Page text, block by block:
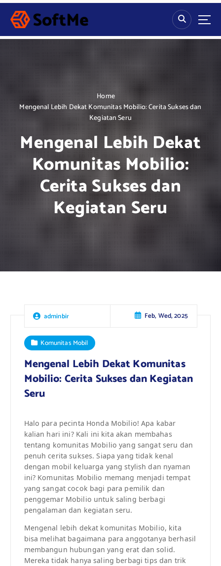
S
p
Home
Mengenal Lebih Dekat Komunitas Mobilio: Cerita Sukses dan
Kegiatan Seru
Mengenal Lebih Dekat
Komunitas Mobilio:
Cerita Sukses dan
Kegiatan Seru
adminbir Feb, Wed, 2025
Komunitas Mobil
Mengenal Lebih Dekat Komunitas
Mobilio: Cerita Sukses dan Kegiatan
Seru
Halo para pecinta Honda Mobilio! Apa kabar
kalian hari ini? Kali ini kita akan membahas
tentang komunitas Mobilio yang sangat seru dan
penuh cerita sukses. Siapa yang tidak kenal
dengan mobil keluarga yang stylish dan nyaman
ini? Komunitas Mobilio memang menjadi tempat
yang sangat cocok bagi para pemilik dan
penggemar Mobilio untuk saling berbagi
pengalaman dan kegiatan seru.
Mengenal lebih dekat komunitas Mobilio, kita
bisa melihat bagaimana para anggotanya berhasil
membangun hubungan yang erat dan solid.
Mereka tidak hanya saling berbagi tips dan trik